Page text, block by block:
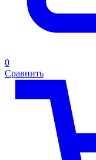
0
Сравнить